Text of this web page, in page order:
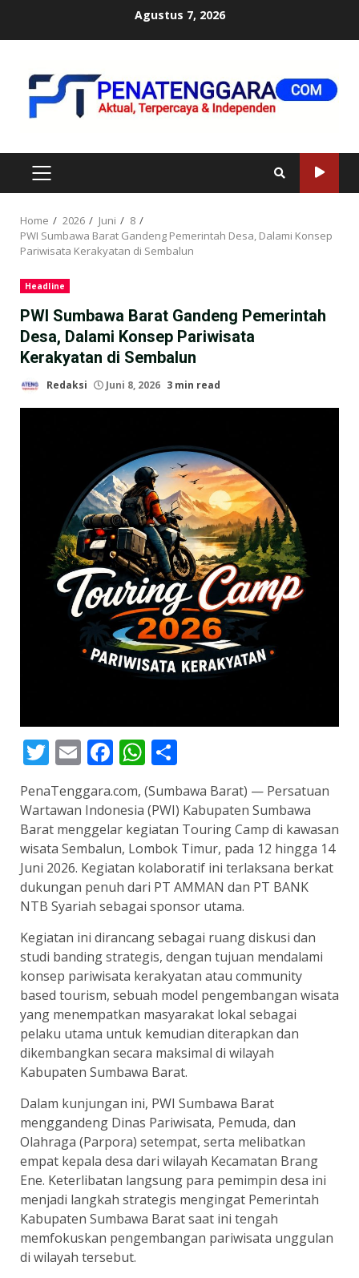
Agustus 7, 2026
PRIMARY
MENU
Home 2026 Juni
8
PWI Sumbawa Barat Gandeng Pemerintah Desa, Dalami Konsep
Pariwisata Kerakyatan di Sembalun
Headline
PWI Sumbawa Barat Gandeng Pemerintah
Desa, Dalami Konsep Pariwisata
Kerakyatan di Sembalun
Redaksi Juni 8, 2026 3 min read
Twitter
EmailFacebook
WhatsApp
PenaTenggara.com, (Sumbawa Barat) — Persatuan
Wartawan Indonesia (PWI) Kabupaten Sumbawa
Barat menggelar kegiatan Touring Camp di kawasan
wisata Sembalun, Lombok Timur, pada 12 hingga 14
Juni 2026. Kegiatan kolaboratif ini terlaksana berkat
dukungan penuh dari PT AMMAN dan PT BANK
NTB Syariah sebagai sponsor utama.
Kegiatan ini dirancang sebagai ruang diskusi dan
studi banding strategis, dengan tujuan mendalami
konsep pariwisata kerakyatan atau community
based tourism, sebuah model pengembangan wisata
yang menempatkan masyarakat lokal sebagai
pelaku utama untuk kemudian diterapkan dan
dikembangkan secara maksimal di wilayah
Kabupaten Sumbawa Barat.
Dalam kunjungan ini, PWI Sumbawa Barat
menggandeng Dinas Pariwisata, Pemuda, dan
Olahraga (Parpora) setempat, serta melibatkan
empat kepala desa dari wilayah Kecamatan Brang
Ene. Keterlibatan langsung para pemimpin desa ini
menjadi langkah strategis mengingat Pemerintah
Kabupaten Sumbawa Barat saat ini tengah
memfokuskan pengembangan pariwisata unggulan
di wilayah tersebut.